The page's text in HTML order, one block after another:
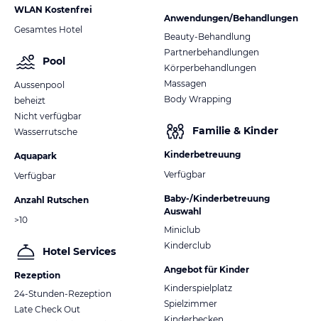
WLAN Kostenfrei
Gesamtes Hotel
Pool
Aussenpool
beheizt
Nicht verfügbar
Wasserrutsche
Aquapark
Verfügbar
Anzahl Rutschen
>10
Hotel Services
Rezeption
24-Stunden-Rezeption
Late Check Out
Anwendungen/Behandlungen
Beauty-Behandlung
Partnerbehandlungen
Körperbehandlungen
Massagen
Body Wrapping
Familie & Kinder
Kinderbetreuung
Verfügbar
Baby-/Kinderbetreuung
Auswahl
Miniclub
Kinderclub
Angebot für Kinder
Kinderspielplatz
Spielzimmer